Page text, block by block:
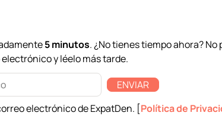
5 minutos. ¿No tienes tiempo ahora? No
y léelo más tarde.
ENVIAR
electrónico de ExpatDen. [Política de